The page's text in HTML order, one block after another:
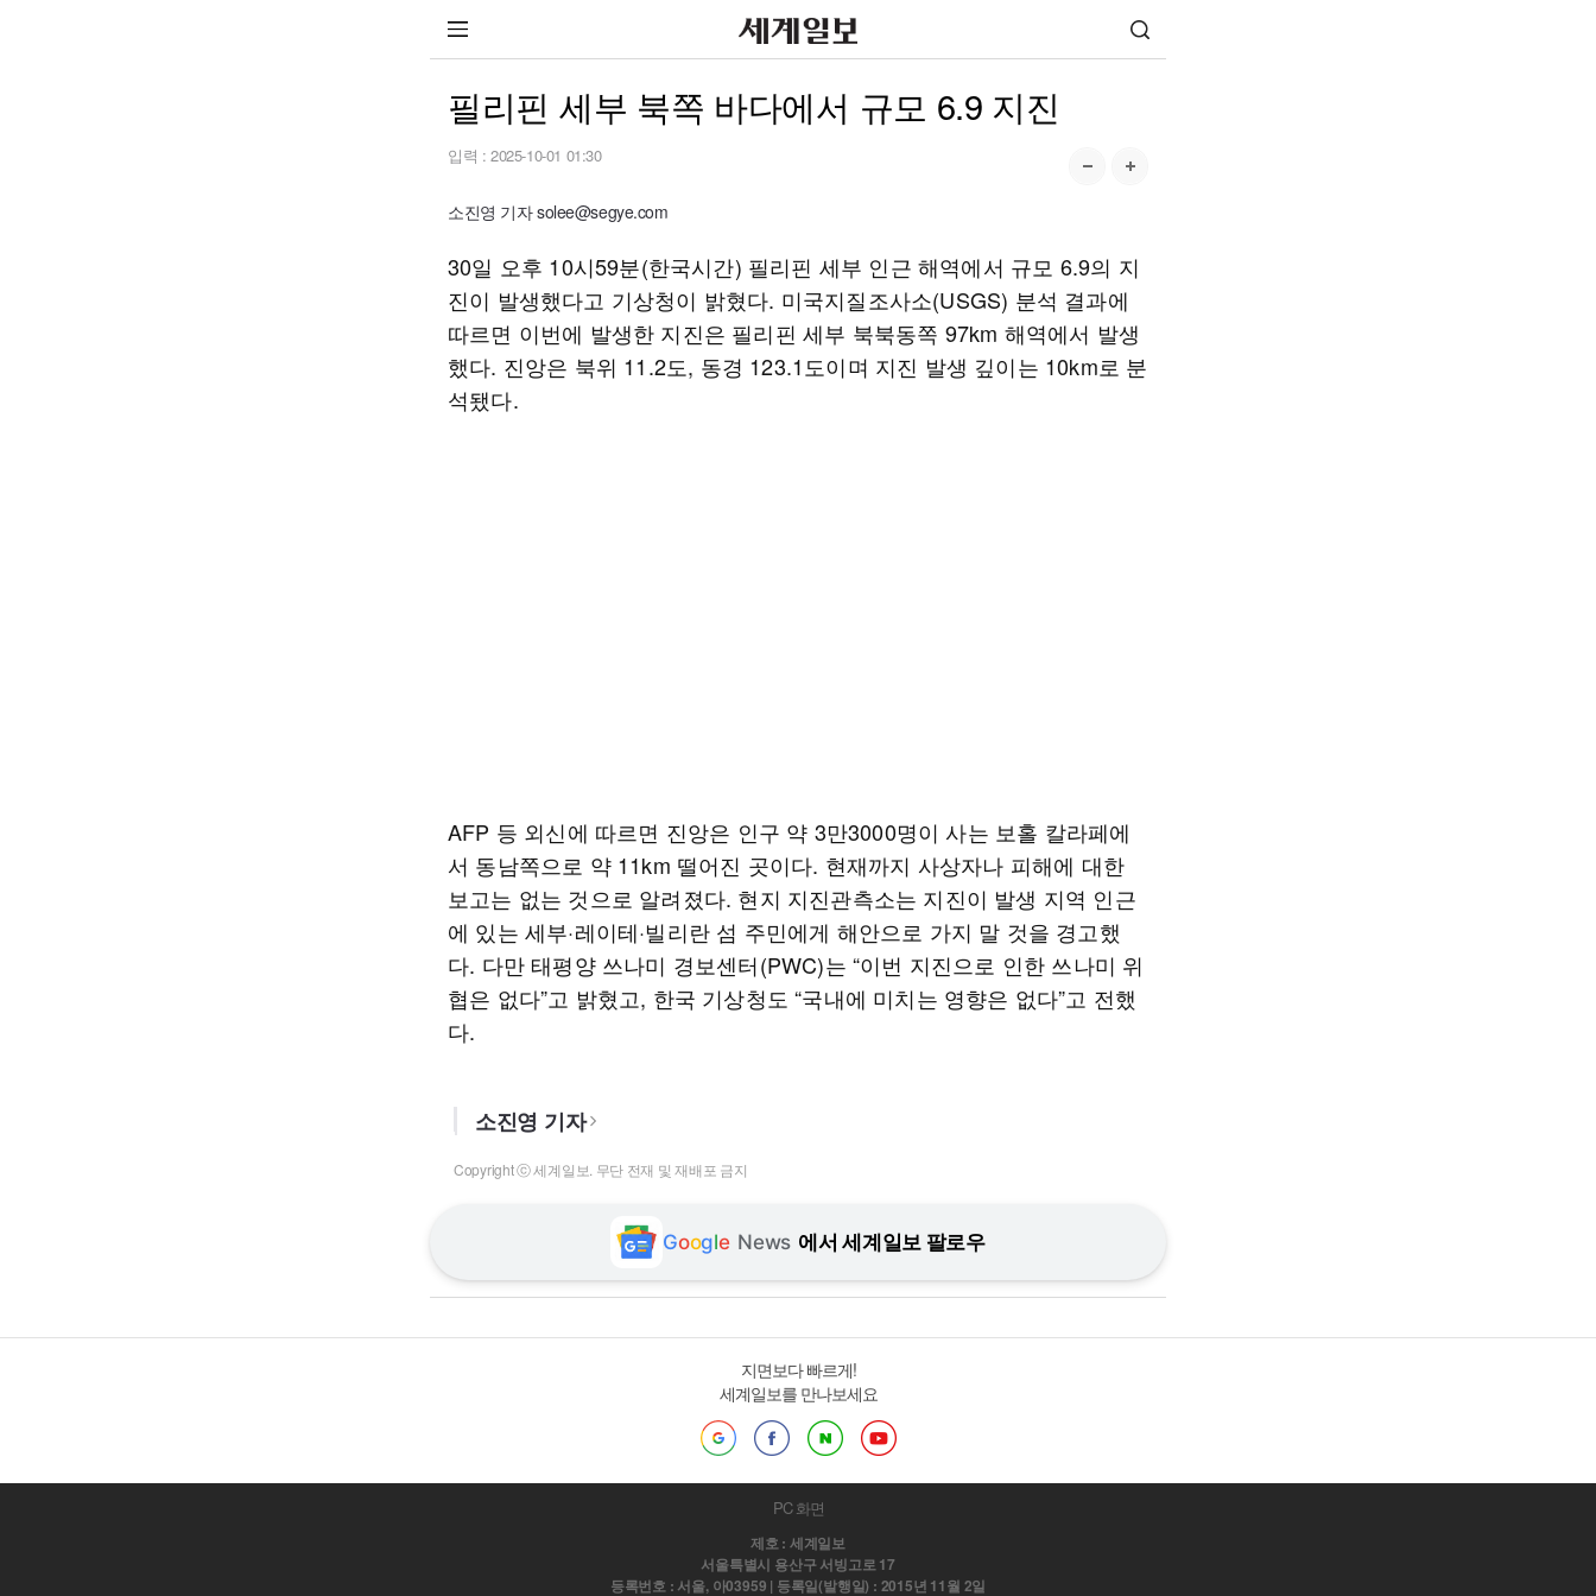
필리핀 세부 북쪽 바다에서 규모 6.9 지진
입력 : 2025-10-01 01:30
소진영 기자 solee@segye.com
30일 오후 10시59분(한국시간) 필리핀 세부 인근 해역에서 규모 6.9의 지
진이 발생했다고 기상청이 밝혔다. 미국지질조사소(USGS) 분석 결과에
따르면 이번에 발생한 지진은 필리핀 세부 북북동쪽 97km 해역에서 발생
했다. 진앙은 북위 11.2도, 동경 123.1도이며 지진 발생 깊이는 10km로 분
석됐다.
AFP 등 외신에 따르면 진앙은 인구 약 3만3000명이 사는 보홀 칼라페에
서 동남쪽으로 약 11km 떨어진 곳이다. 현재까지 사상자나 피해에 대한
보고는 없는 것으로 알려졌다. 현지 지진관측소는 지진이 발생 지역 인근
에 있는 세부·레이테·빌리란 섬 주민에게 해안으로 가지 말 것을 경고했
다. 다만 태평양 쓰나미 경보센터(PWC)는 “이번 지진으로 인한 쓰나미 위
협은 없다”고 밝혔고, 한국 기상청도 “국내에 미치는 영향은 없다”고 전했
다.
소진영 기자
Copyright ⓒ 세계일보. 무단 전재 및 재배포 금지
Google News 에서 세계일보 팔로우
지면보다 빠르게!
세계일보를 만나보세요
PC 화면
제호 : 세계일보
서울특별시 용산구 서빙고로 17
등록번호 : 서울, 아03959 | 등록일(발행일) : 2015년 11월 2일